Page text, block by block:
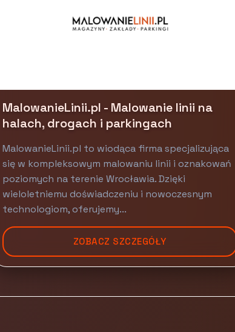
MalowanieLinii.pl - Malowanie linii na
halach, drogach i parkingach
MalowanieLinii.pl to wiodąca firma specjalizująca
się w kompleksowym malowaniu linii i oznakowań
poziomych na terenie Wrocławia. Dzięki
wieloletniemu doświadczeniu i nowoczesnym
technologiom, oferujemy...
ZOBACZ SZCZEGÓŁY